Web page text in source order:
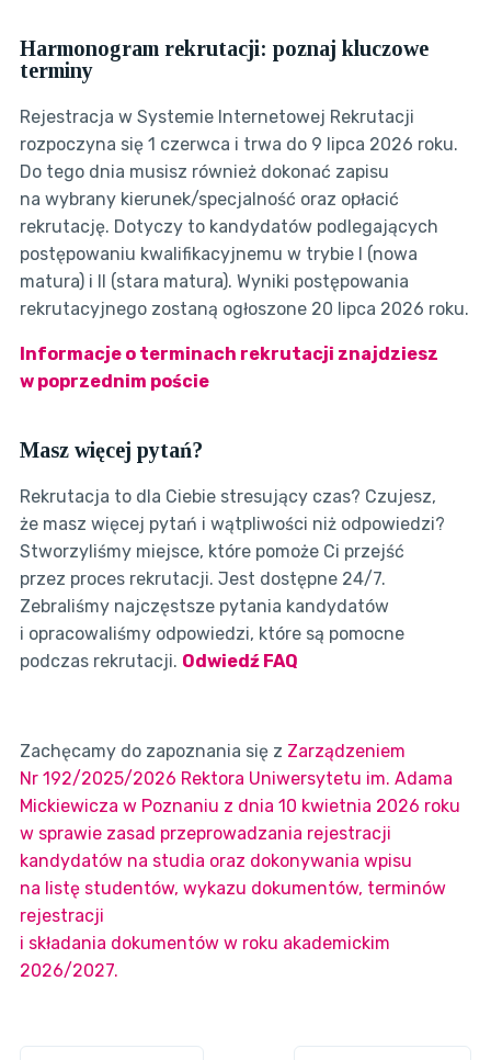
Harmonogram rekrutacji: poznaj kluczowe
terminy
Rejestracja w Systemie Internetowej Rekrutacji
rozpoczyna się 1 czerwca i trwa do 9 lipca 2026 roku.
Do tego dnia musisz również dokonać zapisu
na wybrany kierunek/specjalność oraz opłacić
rekrutację. Dotyczy to kandydatów podlegających
postępowaniu kwalifikacyjnemu w trybie I (nowa
matura) i II (stara matura). Wyniki postępowania
rekrutacyjnego zostaną ogłoszone 20 lipca 2026 roku.
Informacje o terminach rekrutacji znajdziesz
w poprzednim poście
Masz więcej pytań?
Rekrutacja to dla Ciebie stresujący czas? Czujesz,
że masz więcej pytań i wątpliwości niż odpowiedzi?
Stworzyliśmy miejsce, które pomoże Ci przejść
przez proces rekrutacji. Jest dostępne 24/7.
Zebraliśmy najczęstsze pytania kandydatów
i opracowaliśmy odpowiedzi, które są pomocne
podczas rekrutacji. Odwiedź FAQ
Zachęcamy do zapoznania się z Zarządzeniem
Nr 192/2025/2026 Rektora Uniwersytetu im. Adama
Mickiewicza w Poznaniu z dnia 10 kwietnia 2026 roku
w sprawie zasad przeprowadzania rejestracji
kandydatów na studia oraz dokonywania wpisu
na listę studentów, wykazu dokumentów, terminów
rejestracji
i składania dokumentów w roku akademickim
2026/2027.